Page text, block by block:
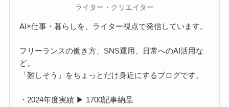
ライター・クリエイター
AI×仕事・暮らしを、ライター視点で発信しています。
フリーランスの働き方、SNS運用、日常へのAI活用な
ど。
「難しそう」をちょっとだけ身近にするブログです。
・2024年度実績 ▶ 1700記事納品